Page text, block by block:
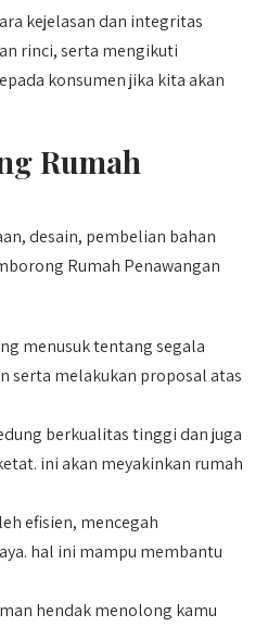
kejelasan dan integritas
rinci, serta mengikuti
konsumen jika kita akan
Rumah
desain, pembelian bahan
Rumah Penawangan
menusuk tentang segala
serta melakukan proposal atas
berkualitas tinggi dan juga
ini akan meyakinkan rumah
efisien, mencegah
hal ini mampu membantu
hendak menolong kamu